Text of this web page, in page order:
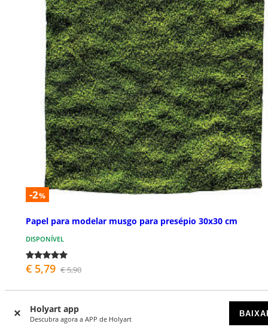
Holyart app
Descubra agora a APP de Holyart
-2%
Papel para modelar musgo para presépio 30x30 cm
DISPONÍVEL
€ 5,79 € 5,90